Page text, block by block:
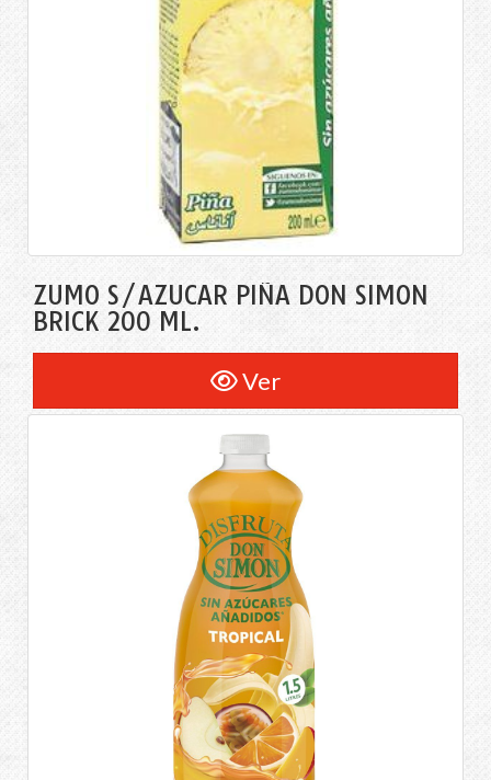
ZUMO S/AZÚCAR PIÑA DON SIMÓN
BRICK 200 ML.
Ver